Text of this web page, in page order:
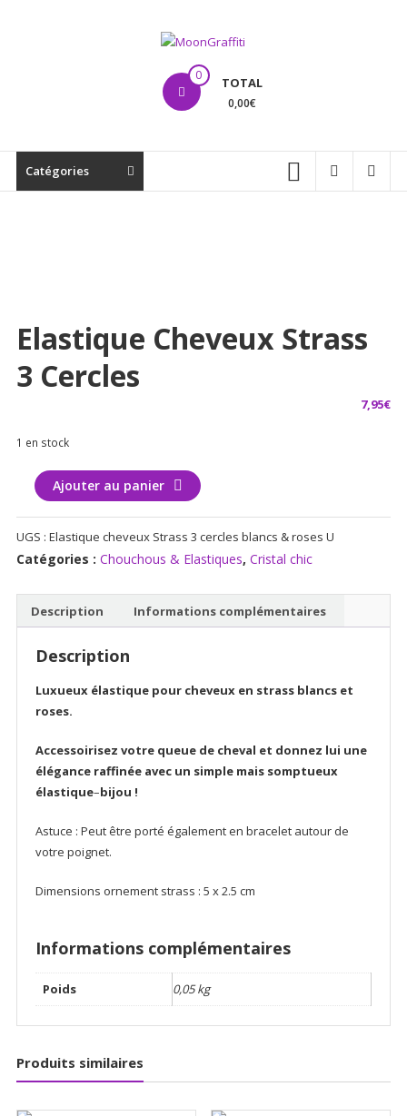
MoonGraffiti 0 TOTAL
0,00€
Catégories
Elastique Cheveux Strass
3 Cercles
7,95€
1 en stock
quantité
Elastique
cheveux
Strass
cercles
Ajouter au panier
UGS : Elastique cheveux Strass 3 cercles blancs & roses U
Catégories : Chouchous & Elastiques, Cristal chic
Description Informations complémentaires
Description
Luxueux élastique pour cheveux en strass blancs et
roses.
Accessoirisez votre queue de cheval et donnez lui une
élégance raffinée avec un simple mais somptueux
élastique–bijou !
Astuce : Peut être porté également en bracelet autour de
votre poignet.
Dimensions ornement strass : 5 x 2.5 cm
Informations complémentaires
Poids 0,05 kg
Produits similaires